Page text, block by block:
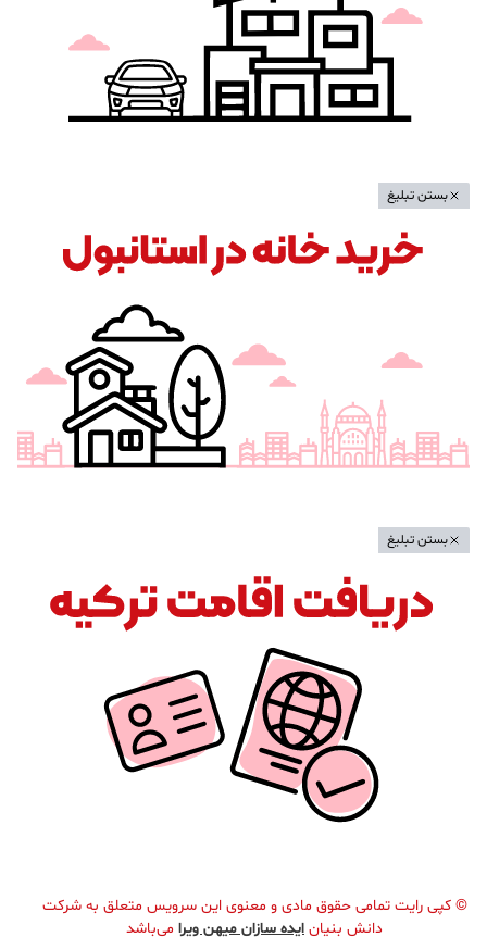
بستن تبلیغ
بستن تبلیغ
© کپی رایت تمامی حقوق مادی و معنوی این سرویس متعلق به شرکت
دانش بنیان ایده سازان میهن ویرا می‌باشد